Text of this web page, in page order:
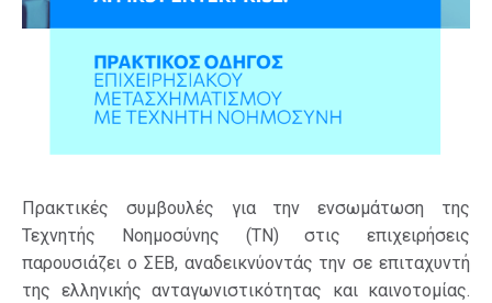
Πρακτικές συμβουλές για την ενσωμάτωση της
Τεχνητής Νοημοσύνης (ΤΝ) στις επιχειρήσεις
παρουσιάζει ο ΣΕΒ, αναδεικνύοντάς την σε επιταχυντή
της ελληνικής ανταγωνιστικότητας και καινοτομίας.